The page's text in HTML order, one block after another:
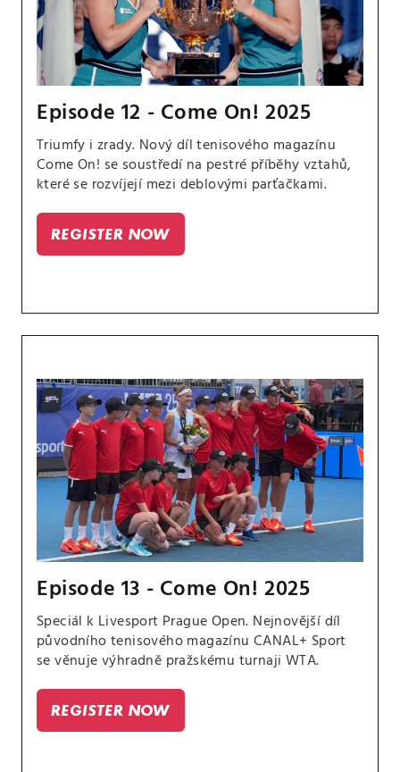
Episode 12 - Come On! 2025
Triumfy i zrady. Nový díl tenisového magazínu
Come On! se soustředí na pestré příběhy vztahů,
které se rozvíjejí mezi deblovými parťačkami.
REGISTER NOW
Episode 13 - Come On! 2025
Speciál k Livesport Prague Open. Nejnovější díl
původního tenisového magazínu CANAL+ Sport
se věnuje výhradně pražskému turnaji WTA.
REGISTER NOW